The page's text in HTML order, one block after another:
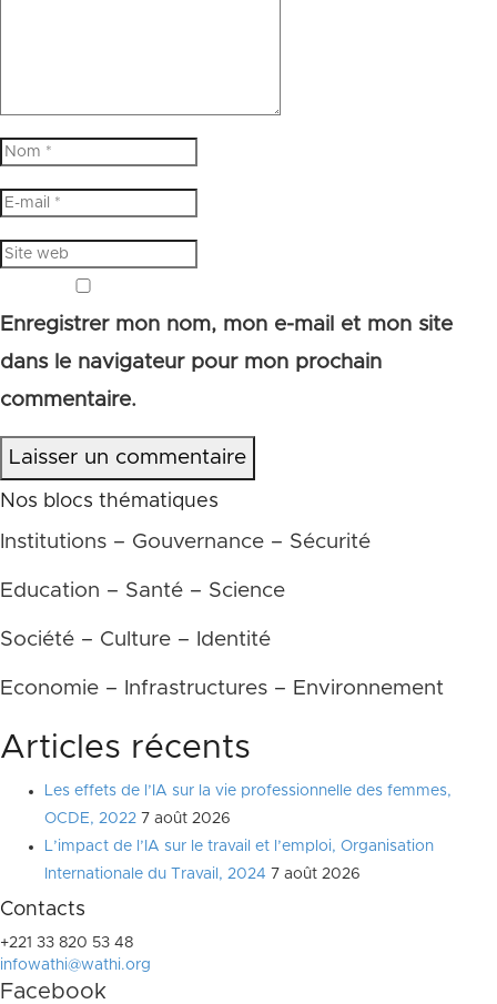
Enregistrer mon nom, mon e-mail et mon site
dans le navigateur pour mon prochain
commentaire.
Laisser un commentaire
Nos blocs thématiques
Institutions – Gouvernance – Sécurité
Education – Santé – Science
Société – Culture – Identité
Economie – Infrastructures – Environnement
Articles récents
Les effets de l’IA sur la vie professionnelle des femmes,
OCDE, 2022 7 août 2026
L’impact de l’IA sur le travail et l’emploi, Organisation
Internationale du Travail, 2024 7 août 2026
Contacts
+221 33 820 53 48
infowathi@wathi.org
Facebook